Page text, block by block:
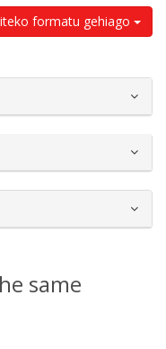
formatu gehiago
same